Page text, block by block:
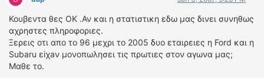
Κουβεντα θες ΟΚ .Αν και η στατιστικη εδω μας δινει συνηθως
αχρηστες πληροφοριες.
Ξερεις οτι απο το 96 μεχρι το 2005 δυο εταιρειες η Ford και η
Subaru εiχaν μονοπωλησει τις πρωτιες στον αγωνα μας;
Μαθε το.